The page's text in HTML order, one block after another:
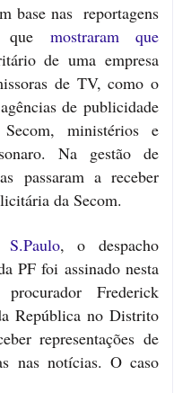
base nas reportagens
que mostraram que
de uma empresa
de TV, como o
de publicidade
ministérios e
Na gestão de
passaram a receber
da Secom.
, o despacho
PF foi assinado nesta
Frederick
República no Distrito
representações de
nas notícias. O caso